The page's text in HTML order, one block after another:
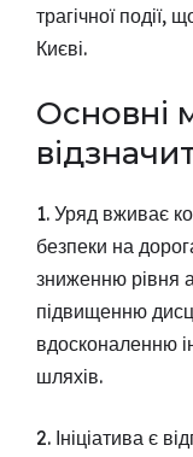
трагічної події,
Києві.
Основні
1. Уряд вживає
безпеки на
зниженню рівня
підвищенню
вдосконаленню
шляхів.
2. Ініціатива є